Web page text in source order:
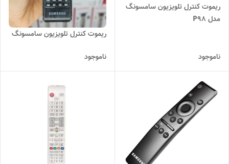
ریموت کنترل تلویزیون سامسونگ
مدل P98
ناموجود
ریموت کنترل تلویزیون سامسونگ
ناموجود